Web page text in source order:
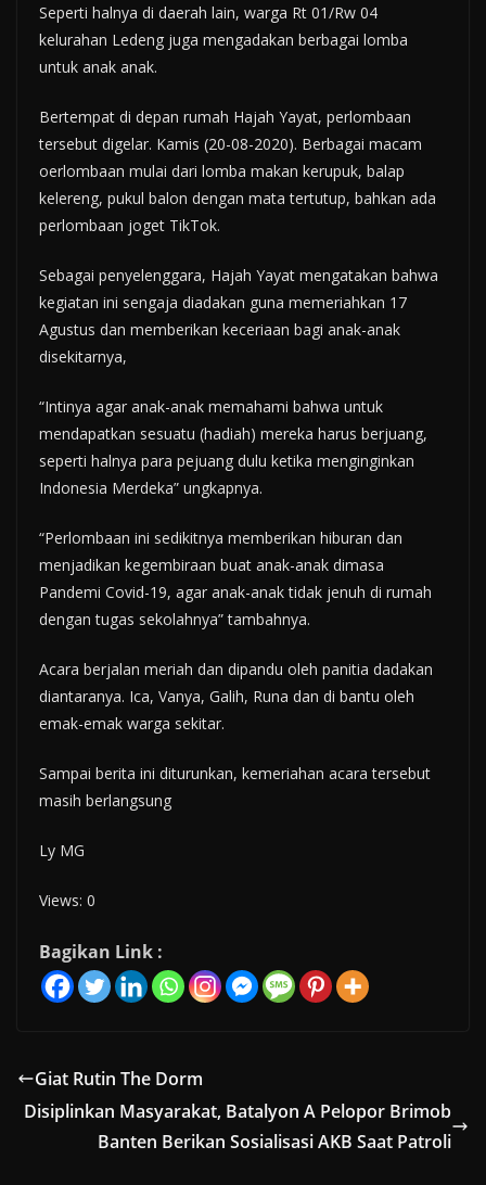
Seperti halnya di daerah lain, warga Rt 01/Rw 04
kelurahan Ledeng juga mengadakan berbagai lomba
untuk anak anak.
Bertempat di depan rumah Hajah Yayat, perlombaan
tersebut digelar. Kamis (20-08-2020). Berbagai macam
oerlombaan mulai dari lomba makan kerupuk, balap
kelereng, pukul balon dengan mata tertutup, bahkan ada
perlombaan joget TikTok.
Sebagai penyelenggara, Hajah Yayat mengatakan bahwa
kegiatan ini sengaja diadakan guna memeriahkan 17
Agustus dan memberikan keceriaan bagi anak-anak
disekitarnya,
“Intinya agar anak-anak memahami bahwa untuk
mendapatkan sesuatu (hadiah) mereka harus berjuang,
seperti halnya para pejuang dulu ketika menginginkan
Indonesia Merdeka” ungkapnya.
“Perlombaan ini sedikitnya memberikan hiburan dan
menjadikan kegembiraan buat anak-anak dimasa
Pandemi Covid-19, agar anak-anak tidak jenuh di rumah
dengan tugas sekolahnya” tambahnya.
Acara berjalan meriah dan dipandu oleh panitia dadakan
diantaranya. Ica, Vanya, Galih, Runa dan di bantu oleh
emak-emak warga sekitar.
Sampai berita ini diturunkan, kemeriahan acara tersebut
masih berlangsung
Ly MG
Views: 0
Bagikan Link :
Giat Rutin The Dorm
Disiplinkan Masyarakat, Batalyon A Pelopor Brimob
Banten Berikan Sosialisasi AKB Saat Patroli